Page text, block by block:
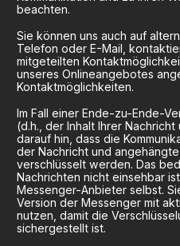
beachten.
Sie können uns auch auf
Telefon oder E-Mail,
mitgeteilten
unseres Onlineangebotes
Kontaktmöglichkeiten.
Im Fall einer Ende-zu-Ende-
(d.h., der Inhalt Ihrer
darauf hin, dass die
der Nachricht und
verschlüsselt werden. Das
Nachrichten nicht einsehbar
Messenger-Anbieter selbst.
Version der Messenger mit
nutzen, damit die
sichergestellt ist.